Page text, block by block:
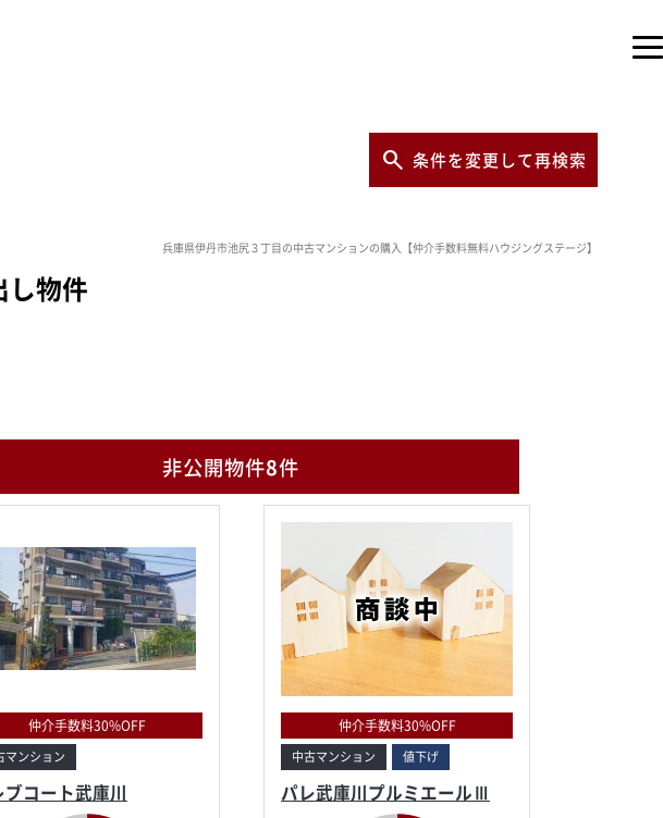
条件を変更して再検索
兵庫県伊丹市池尻３丁目の中古マンションの購入【仲介手数料無料ハウジングステージ】
し物件
非公開物件8件
仲介手数料30%OFF
マンション
ブコート武庫川
仲介手数料30%OFF
中古マンション 値下げ
パレ武庫川プルミエールⅢ